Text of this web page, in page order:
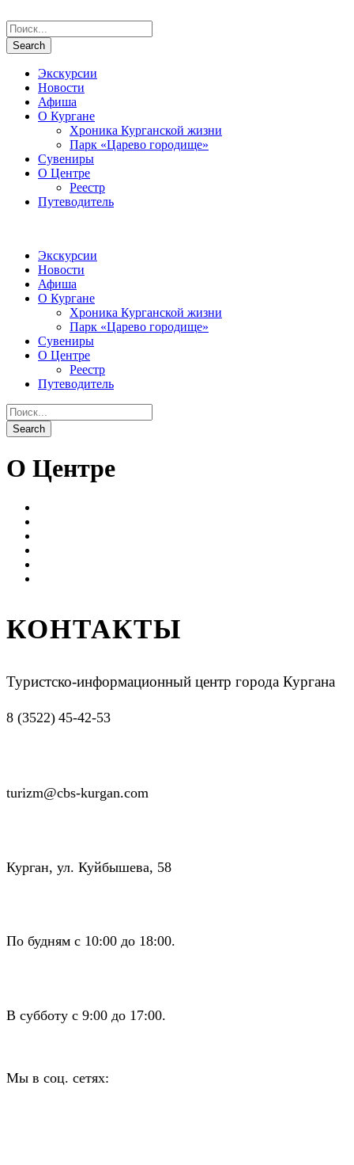
Экскурсии
Новости
Афиша
О Кургане
Хроника Курганской жизни
Парк «Царево городище»
Сувениры
О Центре
Реестр
Путеводитель
Экскурсии
Новости
Афиша
О Кургане
Хроника Курганской жизни
Парк «Царево городище»
Сувениры
О Центре
Реестр
Путеводитель
О Центре
КОНТАКТЫ
Туристско-информационный центр города Кургана
8 (3522) 45-42-53
turizm@cbs-kurgan.com
Курган, ул. Куйбышева, 58
По будням с 10:00 до 18:00.
В субботу с 9:00 до 17:00.
Мы в соц. сетях: